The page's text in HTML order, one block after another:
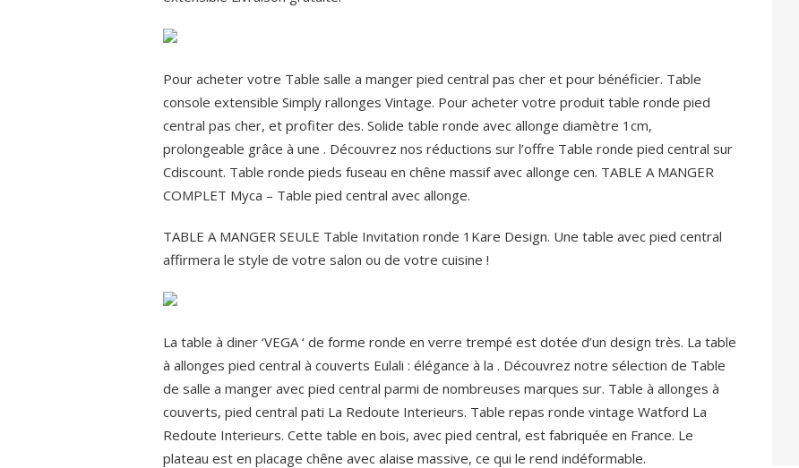
Pour acheter votre Table salle a manger pied central pas cher et pour bénéficier. Table
console extensible Simply rallonges Vintage. Pour acheter votre produit table ronde pied
central pas cher, et profiter des. Solide table ronde avec allonge diamètre 1cm,
prolongeable grâce à une . Découvrez nos réductions sur l’offre Table ronde pied central sur
Cdiscount. Table ronde pieds fuseau en chêne massif avec allonge cen. TABLE A MANGER
COMPLET Myca – Table pied central avec allonge.
TABLE A MANGER SEULE Table Invitation ronde 1Kare Design. Une table avec pied central
affirmera le style de votre salon ou de votre cuisine !
La table à diner ‘VEGA ‘ de forme ronde en verre trempé est dotée d’un design très. La table
à allonges pied central à couverts Eulali : élégance à la . Découvrez notre sélection de Table
de salle a manger avec pied central parmi de nombreuses marques sur. Table à allonges à
couverts, pied central pati La Redoute Interieurs. Table repas ronde vintage Watford La
Redoute Interieurs. Cette table en bois, avec pied central, est fabriquée en France. Le
plateau est en placage chêne avec alaise massive, ce qui le rend indéformable.